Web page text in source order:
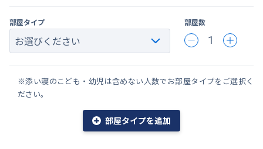
部屋タイプ 部屋数
1
※添い寝のこども・幼児は含めない人数でお部屋タイプをご選択く
ださい。
部屋タイプを追加